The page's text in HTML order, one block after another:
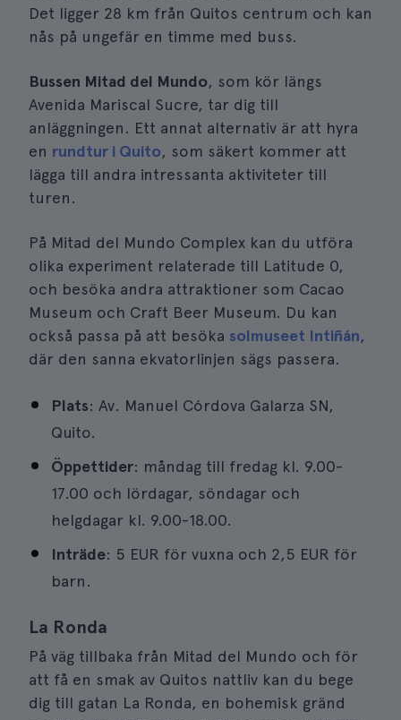
Det ligger 28 km från Quitos centrum och kan
nås på ungefär en timme med buss.
Bussen Mitad del Mundo, som kör längs
Avenida Mariscal Sucre, tar dig till
anläggningen. Ett annat alternativ är att hyra
en rundtur i Quito, som säkert kommer att
lägga till andra intressanta aktiviteter till
turen.
På Mitad del Mundo Complex kan du utföra
olika experiment relaterade till Latitude 0,
och besöka andra attraktioner som Cacao
Museum och Craft Beer Museum. Du kan
också passa på att besöka solmuseet Intiñán,
där den sanna ekvatorlinjen sägs passera.
Plats: Av. Manuel Córdova Galarza SN,
Quito.
Öppettider: måndag till fredag kl. 9.00-
17.00 och lördagar, söndagar och
helgdagar kl. 9.00-18.00.
Inträde: 5 EUR för vuxna och 2,5 EUR för
barn.
La Ronda
På väg tillbaka från Mitad del Mundo och för
att få en smak av Quitos nattliv kan du bege
dig till gatan La Ronda, en bohemisk gränd